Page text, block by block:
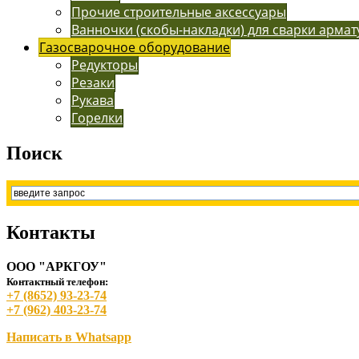
Прочие строительные аксессуары
Ванночки (скобы-накладки) для сварки
Газосварочное оборудование
Редукторы
Резаки
Рукава
Горелки
Поиск
Контакты
ООО "АРКГОУ"
Контактный телефон:
+7 (8652) 93-23-74
+7 (962) 403-23-74
Написать в Whatsapp